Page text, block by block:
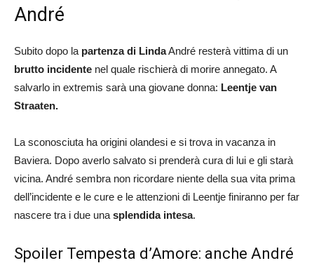
André
Subito dopo la partenza di LindaAndré resterà vittima di un
brutto incidente nel quale rischierà di morire annegato. A
salvarlo in extremis sarà una giovane donna: Leentje van
Straaten.
La sconosciuta ha origini olandesi e si trova in vacanza in
Baviera. Dopo averlo salvato si prenderà cura di lui e gli starà
vicina. André sembra non ricordare niente della sua vita prima
dell’incidente e le cure e le attenzioni di Leentje finiranno per far
nascere tra i due una splendida intesa.
Spoiler Tempesta d’Amore: anche André